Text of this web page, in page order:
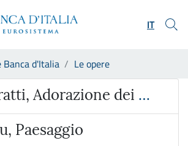
IT
Banca d'Italia Le opere
Carlo Maratti, Adorazione dei Magi
Paesaggio